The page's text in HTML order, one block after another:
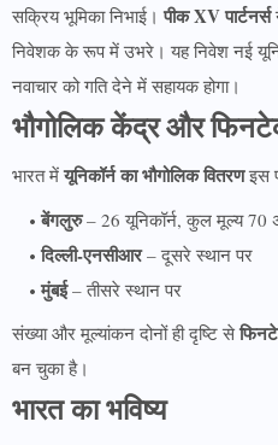
सक्रिय भूमिका निभाई।पीक XV पार्टनर्स
निवेशक के रूप में उभरे। यह निवेश नई
नवाचार को गति देने में सहायक होगा।
भौगोलिक केंद्र और
भारत मेंयूनिकॉर्न का भौगोलिक वितरणइस
बेंगलुरु– 26 यूनिकॉर्न, कुल मूल्य 70
दिल्ली-एनसीआर– दूसरे स्थान पर
मुंबई– तीसरे स्थान पर
संख्या और मूल्यांकन दोनों ही दृष्टि से
बन चुका है।
भारत का भविष्य